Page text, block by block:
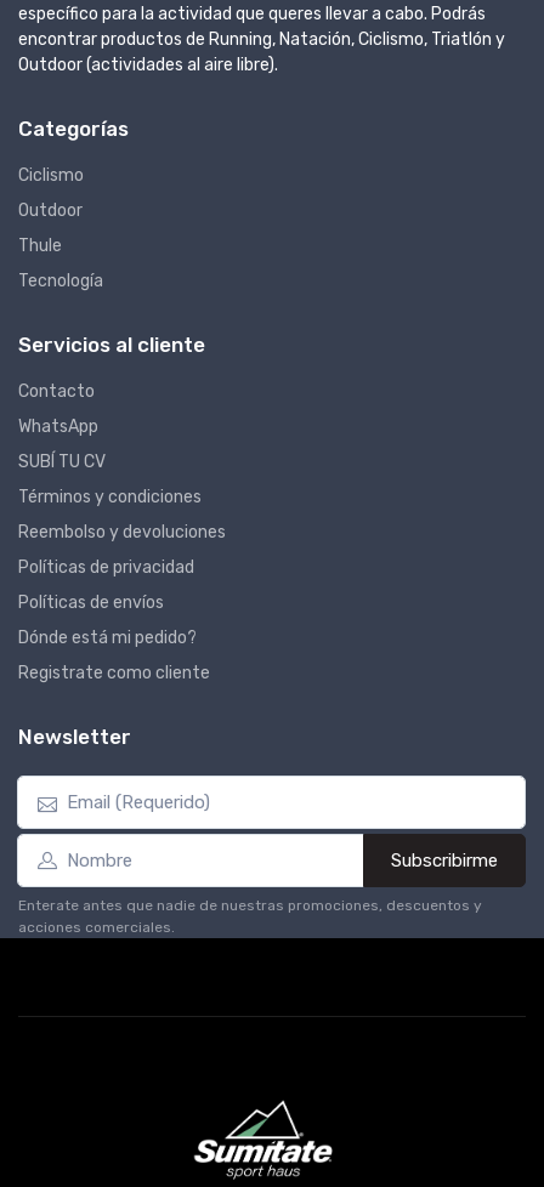
específico para la actividad que queres llevar a cabo. Podrás
encontrar productos de Running, Natación, Ciclismo, Triatlón y
Outdoor (actividades al aire libre).
Categorías
Ciclismo
Outdoor
Thule
Tecnología
Servicios al cliente
Contacto
WhatsApp
SUBÍ TU CV
Términos y condiciones
Reembolso y devoluciones
Políticas de privacidad
Políticas de envíos
Dónde está mi pedido?
Registrate como cliente
Newsletter
Subscribirme
Enterate antes que nadie de nuestras promociones, descuentos y
acciones comerciales.